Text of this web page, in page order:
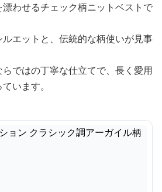
わせるチェック柄ニットベストで
エットと、伝統的な柄使いが見事
ではの丁寧な仕立てで、長く愛用
います。